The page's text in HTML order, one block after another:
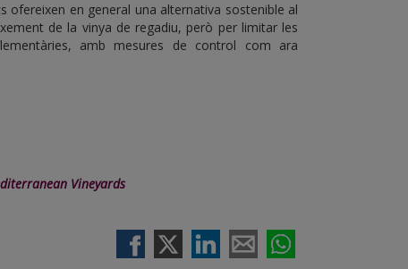
ofereixen en general una alternativa sostenible al
de la vinya de regadiu, però per limitar les
amb mesures de control com ara
Vineyards